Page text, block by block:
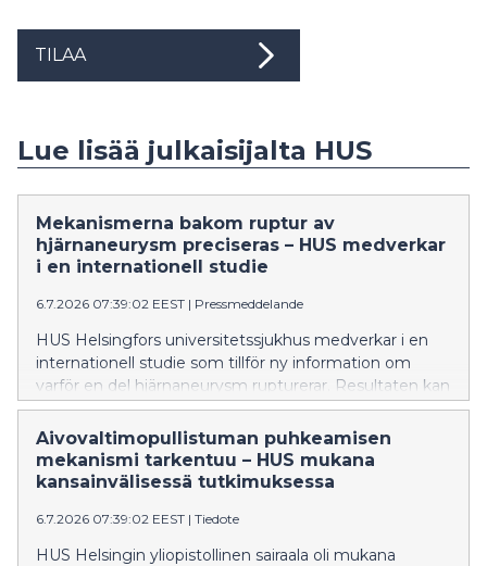
TILAA
Lue lisää julkaisijalta HUS
Mekanismerna bakom ruptur av
hjärnaneurysm preciseras – HUS medverkar
i en internationell studie
6.7.2026 07:39:02 EEST | Pressmeddelande
HUS Helsingfors universitetssjukhus medverkar i en
internationell studie som tillför ny information om
varför en del hjärnaneurysm rupturerar. Resultaten kan
i framtiden bidra till att bättre än i nuläget identifiera
aneurysmen med störst rupturrisk och stödja
utvecklingen av nya läkemedelsbehandlingar. Studien
har publicerats i den ansedda tidskriften Nature
Aivovaltimopullistuman puhkeamisen
mekanismi tarkentuu – HUS mukana
kansainvälisessä tutkimuksessa
6.7.2026 07:39:02 EEST | Tiedote
HUS Helsingin yliopistollinen sairaala oli mukana